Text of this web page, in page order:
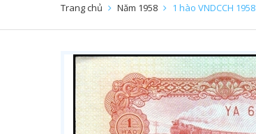
Trang chủ Năm 1958 1 hào VNDCCH 1958